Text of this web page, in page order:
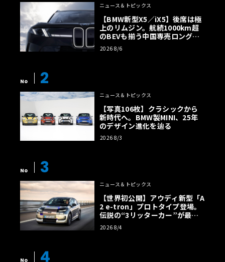
ニュース＆トピックス
【BMW新型X5／iX5】後席は極
上のリムジン。航続1000km超
のBEVも揃う中国専売ロング仕
様の全貌
2026 8/6
No 2
ニュース＆トピックス
【写真106枚】クラシックから
新時代へ。BMW製MINI、25年
のデザイン進化を辿る
2026 8/3
No 3
ニュース＆トピックス
【世界初公開】アウディ新型「A
2 e-tron」プロトタイプ登場。
伝説の“3リッターカー”が最高
効率エントリーBEVとして復活
【画像38枚】
2026 8/4
No 4